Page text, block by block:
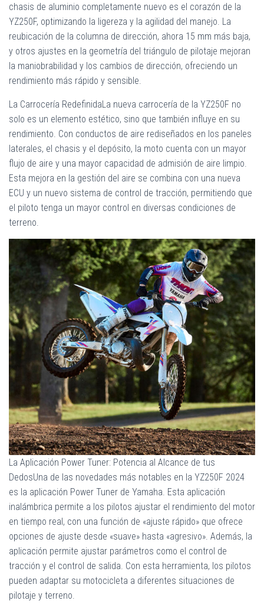
chasis de aluminio completamente nuevo es el corazón de la
YZ250F, optimizando la ligereza y la agilidad del manejo. La
reubicación de la columna de dirección, ahora 15 mm más baja,
y otros ajustes en la geometría del triángulo de pilotaje mejoran
la maniobrabilidad y los cambios de dirección, ofreciendo un
rendimiento más rápido y sensible.
La Carrocería RedefinidaLa nueva carrocería de la YZ250F no
solo es un elemento estético, sino que también influye en su
rendimiento. Con conductos de aire rediseñados en los paneles
laterales, el chasis y el depósito, la moto cuenta con un mayor
flujo de aire y una mayor capacidad de admisión de aire limpio.
Esta mejora en la gestión del aire se combina con una nueva
ECU y un nuevo sistema de control de tracción, permitiendo que
el piloto tenga un mayor control en diversas condiciones de
terreno.
La Aplicación Power Tuner: Potencia al Alcance de tus
DedosUna de las novedades más notables en la YZ250F 2024
es la aplicación Power Tuner de Yamaha. Esta aplicación
inalámbrica permite a los pilotos ajustar el rendimiento del motor
en tiempo real, con una función de «ajuste rápido» que ofrece
opciones de ajuste desde «suave» hasta «agresivo». Además, la
aplicación permite ajustar parámetros como el control de
tracción y el control de salida. Con esta herramienta, los pilotos
pueden adaptar su motocicleta a diferentes situaciones de
pilotaje y terreno.